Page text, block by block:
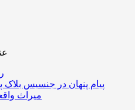
پیام پنهان در جنسیس بلاک
میراث